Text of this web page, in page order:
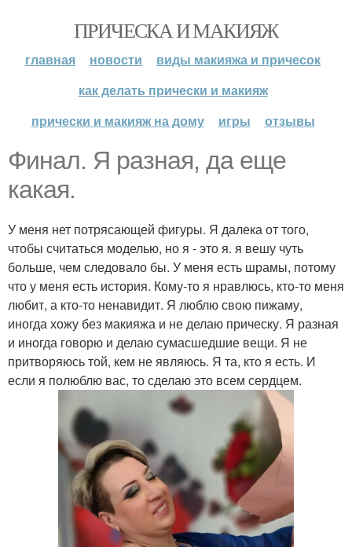
ПРИЧЕСКА И МАКИЯЖ
главная новости
виды макияжа и причесок
как делать прически и макияж
прически и макияж на дому
игры отзывы
Финал. Я разная, да еще
какая.
У меня нет потрясающей фигуры. Я далека от того,
чтобы считаться моделью, но я - это я. я вешу чуть
больше, чем следовало бы. У меня есть шрамы, потому
что у меня есть история. Кому-то я нравлюсь, кто-то меня
любит, а кто-то ненавидит. Я люблю свою пижаму,
иногда хожу без макияжа и не делаю прическу. Я разная
и иногда говорю и делаю сумасшедшие вещи. Я не
притворяюсь той, кем не являюсь. Я та, кто я есть. И
если я полюблю вас, то сделаю это всем сердцем.